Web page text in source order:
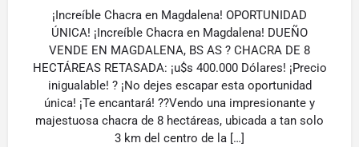
¡Increíble Chacra en Magdalena! OPORTUNIDAD
ÚNICA! ¡Increíble Chacra en Magdalena! DUEÑO
VENDE EN MAGDALENA, BS AS ? CHACRA DE 8
HECTÁREAS RETASADA: ¡u$s 400.000 Dólares! ¡Precio
inigualable! ? ¡No dejes escapar esta oportunidad
única! ¡Te encantará! ??Vendo una impresionante y
majestuosa chacra de 8 hectáreas, ubicada a tan solo
3 km del centro de la […]